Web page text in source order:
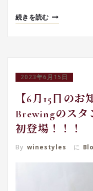
続きを読む
2023年6月15日
【6月15日の
Brewingのスタ
初登場！！！
By winestyles に